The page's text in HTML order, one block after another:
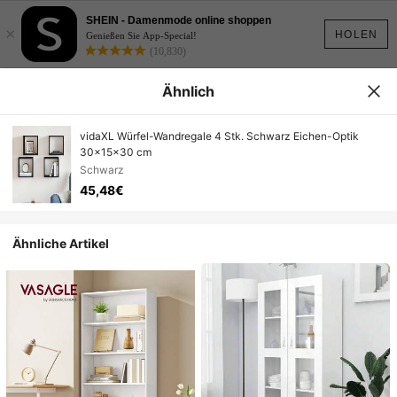
HOLEN
×
SHEIN - Damenmode online shoppen
Genießen Sie App-Special!
(10,830)
Ähnlich
vidaXL Würfel-Wandregale 4 Stk. Schwarz Eichen-Optik
30x15x30 cm
Schwarz
45,48€
Ähnliche Artikel